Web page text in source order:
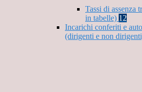
Tassi di assenza
in tabelle) 12
Incarichi conferiti e
(dirigenti e non